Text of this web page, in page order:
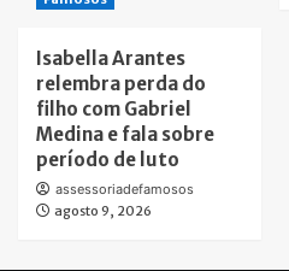
Isabella Arantes
relembra perda do
filho com Gabriel
Medina e fala sobre
período de luto
assessoriadefamosos
agosto 9, 2026